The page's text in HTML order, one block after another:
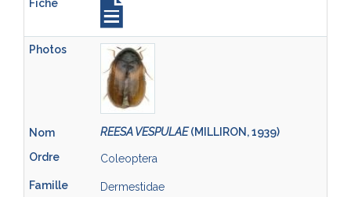
REESA VESPULAE(MILLIRON, 1939)
Coleoptera
Dermestidae